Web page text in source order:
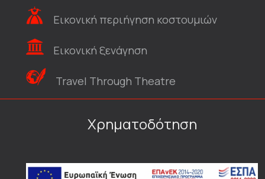
Εικονική περιήγηση κοστουμιών
Εικονική ξενάγηση
Travel Through Theatre
Χρηματοδότηση